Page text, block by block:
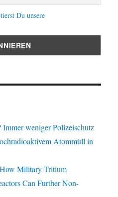
Du unsere
Immer weniger Polizeischutz
Atommüll in
Military Tritium
Can Further Non-